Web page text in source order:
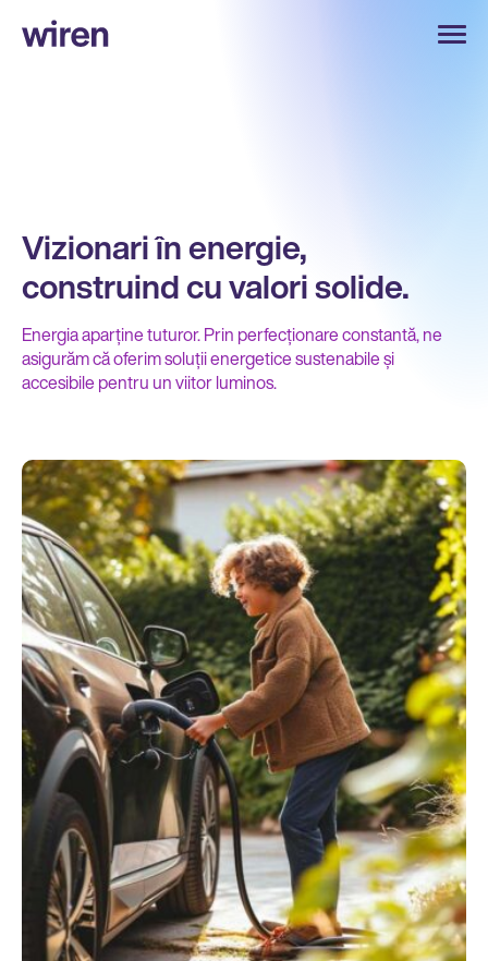
Vizionari în energie,
construind cu valori solide.
Energia aparține tuturor. Prin perfecționare constantă, ne
asigurăm că oferim soluții energetice sustenabile și
accesibile pentru un viitor luminos.